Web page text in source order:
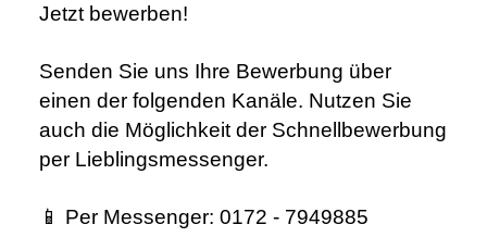
Jetzt bewerben!
Senden Sie uns Ihre Bewerbung über
einen der folgenden Kanäle. Nutzen Sie
auch die Möglichkeit der Schnellbewerbung
per Lieblingsmessenger.
📱 Per Messenger: 0172 - 7949885